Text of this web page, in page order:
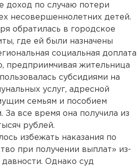
доход по случаю потери
несовершеннолетних детей.
обратилась в городское
где ей были назначены
социальная доплата
предприимчивая жительница
субсидиями на
услуг, адресной
семьям и пособием
За все время она получила из
рублей.
избежать наказания по
при получении выплат» из-
давности. Однако суд